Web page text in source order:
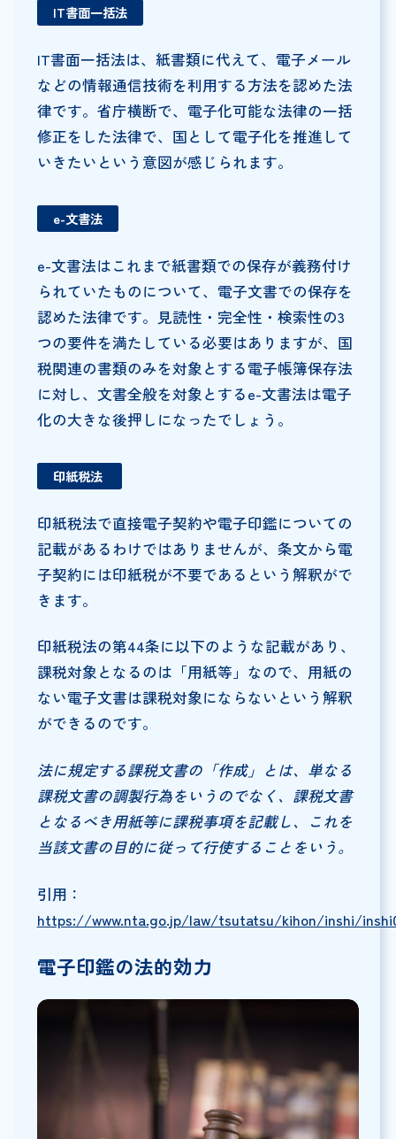
IT書面一括法
IT書面一括法は、紙書類に代えて、電子メール
などの情報通信技術を利用する方法を認めた法
律です。省庁横断で、電子化可能な法律の一括
修正をした法律で、国として電子化を推進して
いきたいという意図が感じられます。
e-文書法
e-文書法はこれまで紙書類での保存が義務付け
られていたものについて、電子文書での保存を
認めた法律です。見読性・完全性・検索性の3
つの要件を満たしている必要はありますが、国
税関連の書類のみを対象とする電子帳簿保存法
に対し、文書全般を対象とするe-文書法は電子
化の大きな後押しになったでしょう。
印紙税法
印紙税法で直接電子契約や電子印鑑についての
記載があるわけではありませんが、条文から電
子契約には印紙税が不要であるという解釈がで
きます。
印紙税法の第44条に以下のような記載があり、
課税対象となるのは「用紙等」なので、用紙の
ない電子文書は課税対象にならないという解釈
ができるのです。
法に規定する課税文書の「作成」とは、単なる
課税文書の調製行為をいうのでなく、課税文書
となるべき用紙等に課税事項を記載し、これを
当該文書の目的に従って行使することをいう。
引用：
https://www.nta.go.jp/law/tsutatsu/kihon/inshi/
電子印鑑の法的効力